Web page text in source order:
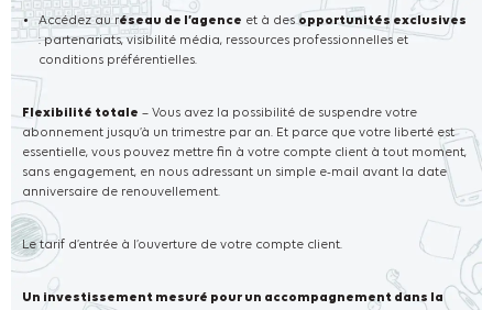
Accédez au réseau de l’agence et à desopportunités exclusives
: partenariats, visibilité média, ressources professionnelles et
conditions préférentielles.
Flexibilité totale – Vous avez la possibilité de suspendre votre
abonnement jusqu’à un trimestre par an. Et parce que votre liberté est
essentielle, vous pouvez mettre fin à votre compte client à tout moment,
sans engagement, en nous adressant un simple e-mail avant la date
anniversaire de renouvellement.
Le tarif d’entrée à l’ouverture de votre compte client.
Un investissement mesuré pour un accompagnement dans la